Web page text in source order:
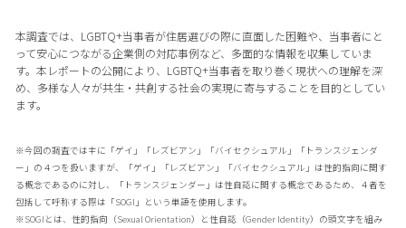
本調査では、LGBTQ+当事者が住居選びの際に直面した困難や、当事者にと
って安心につながる企業側の対応事例など、多面的な情報を収集していま
す。本レポートの公開により、LGBTQ+当事者を取り巻く現状への理解を深
め、多様な人々が共生・共創する社会の実現に寄与することを目的としてい
ます。
※今回の調査では主に「ゲイ」「レズビアン」「バイセクシュアル」「トランスジェンダ
ー」の４つを扱いますが、「ゲイ」「レズビアン」「バイセクシュアル」は性的指向に関す
る概念であるのに対し、「トランスジェンダー」は性自認に関する概念であるため、４者を
包括して呼称する際は「SOGI」という単語を使用します。
※SOGIとは、性的指向（Sexual Orientation）と性自認（Gender Identity）の頭文字を組み